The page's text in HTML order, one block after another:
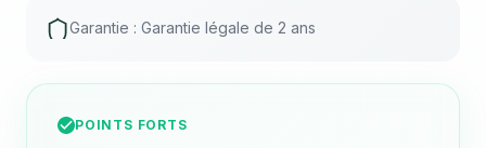
Garantie : Garantie légale de 2 ans
POINTS FORTS